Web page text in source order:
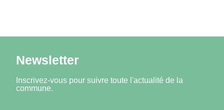
Newsletter
Inscrivez-vous pour suivre toute l'actualité de la
commune.